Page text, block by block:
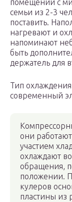
помещений с
семьи из 2-3
поставить.
нагревают и
напоминают
быть
держатель для
Тип
современный
они
участием
охлаждают
обращения,
положении.
кулеров
пластины из